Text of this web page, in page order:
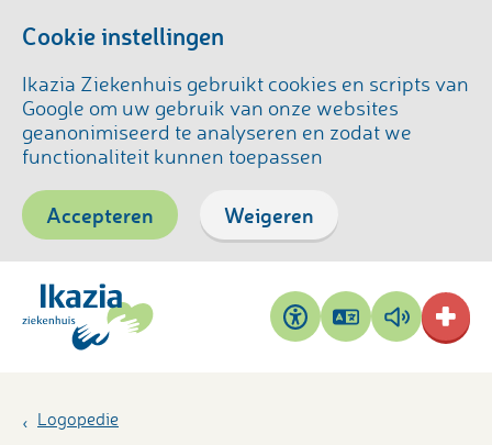
Cookie instellingen
Ikazia Ziekenhuis gebruikt cookies en scripts van
Google om uw gebruik van onze websites
geanonimiseerd te analyseren en zodat we
functionaliteit kunnen toepassen
Accepteren Weigeren
Toegankelijkheid
Pagina
vertalen
Pagina
voorlezen
Logopedie